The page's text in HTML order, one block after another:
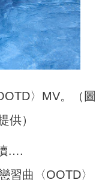
〉MV。（圖
供）
….
習曲〈OOTD〉